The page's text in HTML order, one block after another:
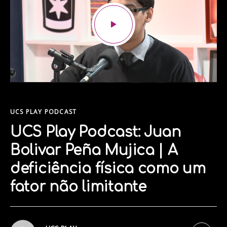
UCS PLAY PODCAST
UCS Play Podcast: Juan
Bolivar Peña Mujica | A
deficiência física como um
fator não limitante